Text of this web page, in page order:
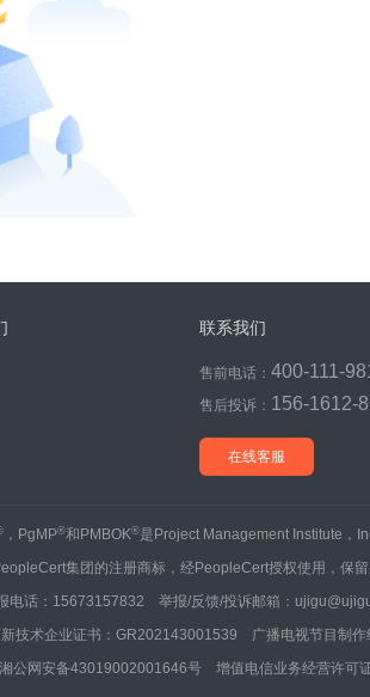
联系我们
售前电话： 400-111-
售后投诉： 156-1612-
在线客服
，PgMP®和PMBOK®是Project Management Institute，
集团的注册商标，经PeopleCert授权使用，保留
电话：15673157832 举报/反馈/投诉邮箱：
技术企业证书：GR202143001539 广播电视节目制作
湘公网安备43019002001646号 增值电信业务经营许可